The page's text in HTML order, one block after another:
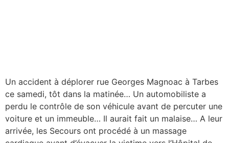
Un accident à déplorer rue Georges Magnoac à Tarbes
ce samedi, tôt dans la matinée… Un automobiliste a
perdu le contrôle de son véhicule avant de percuter une
voiture et un immeuble… Il aurait fait un malaise… A leur
arrivée, les Secours ont procédé à un massage